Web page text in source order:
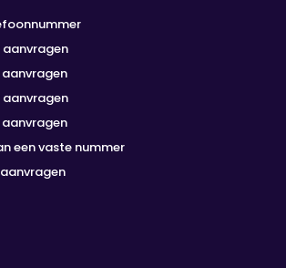
aanvragen
aanvragen
een vaste nummer